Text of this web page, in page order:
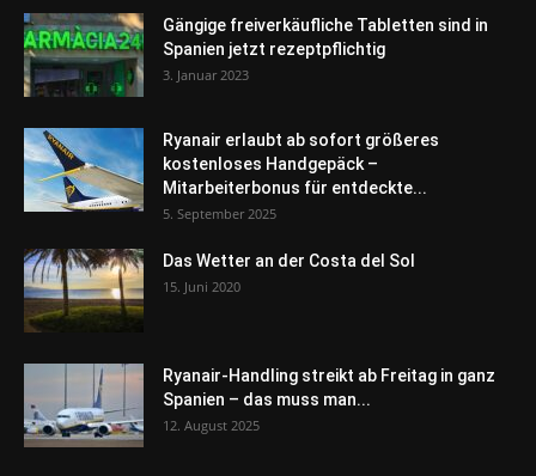
Gängige freiverkäufliche Tabletten sind in
Spanien jetzt rezeptpflichtig
3. Januar 2023
Ryanair erlaubt ab sofort größeres
kostenloses Handgepäck –
Mitarbeiterbonus für entdeckte...
5. September 2025
Das Wetter an der Costa del Sol
15. Juni 2020
Ryanair-Handling streikt ab Freitag in ganz
Spanien – das muss man...
12. August 2025